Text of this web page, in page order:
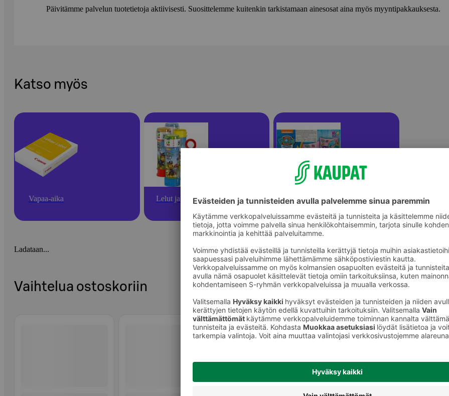
Päivitämme palvelun tuotetietoja aktiivisesti. Suosittelemme kuitenkin tarkistamaan ainesosat aina myös myyntipakkauksesta.
Katso myös
Vapaa-aika Lelut ja pelit Uimapatjat ja vesilelut
Ladataan...
Vaihtelua ostoskoriin